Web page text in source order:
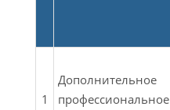
1
Дополнительное
профессиональное